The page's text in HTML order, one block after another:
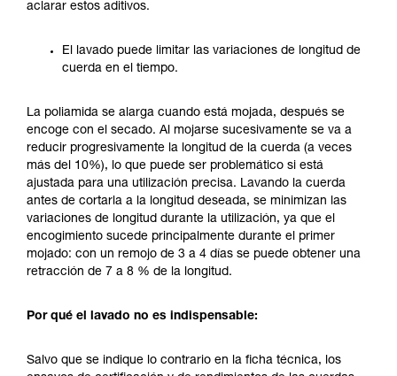
aclarar estos aditivos.
El lavado puede limitar las variaciones de longitud de
cuerda en el tiempo.
La poliamida se alarga cuando está mojada, después se
encoge con el secado. Al mojarse sucesivamente se va a
reducir progresivamente la longitud de la cuerda (a veces
más del 10%), lo que puede ser problemático si está
ajustada para una utilización precisa. Lavando la cuerda
antes de cortarla a la longitud deseada, se minimizan las
variaciones de longitud durante la utilización, ya que el
encogimiento sucede principalmente durante el primer
mojado: con un remojo de 3 a 4 días se puede obtener una
retracción de 7 a 8 % de la longitud.
Por qué el lavado no es indispensable:
Salvo que se indique lo contrario en la ficha técnica, los